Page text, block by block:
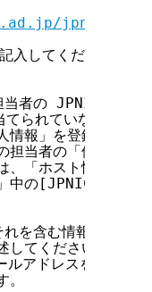
jpnic/
入してください。
者の JPNIC ハン
られていない人を担
情報」を登録して
当者の「個人情報
、「ホスト情報」中
中の[JPNICハンド
を含む情報が変更申
てください。[通
アドレスを [通知